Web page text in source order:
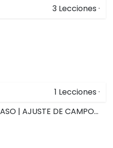
3 Lecciones ·
1 Lecciones ·
RESERVACIONES REPASO | AJUSTE DE CAMPOS | REPASO EMILIO | 01 DE AGOSTO